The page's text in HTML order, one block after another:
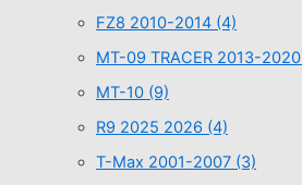
FZ8 2010-2014 (4)
MT-09 TRACER 2013-2020
MT-10 (9)
R9 2025 2026 (4)
T-Max 2001-2007 (3)